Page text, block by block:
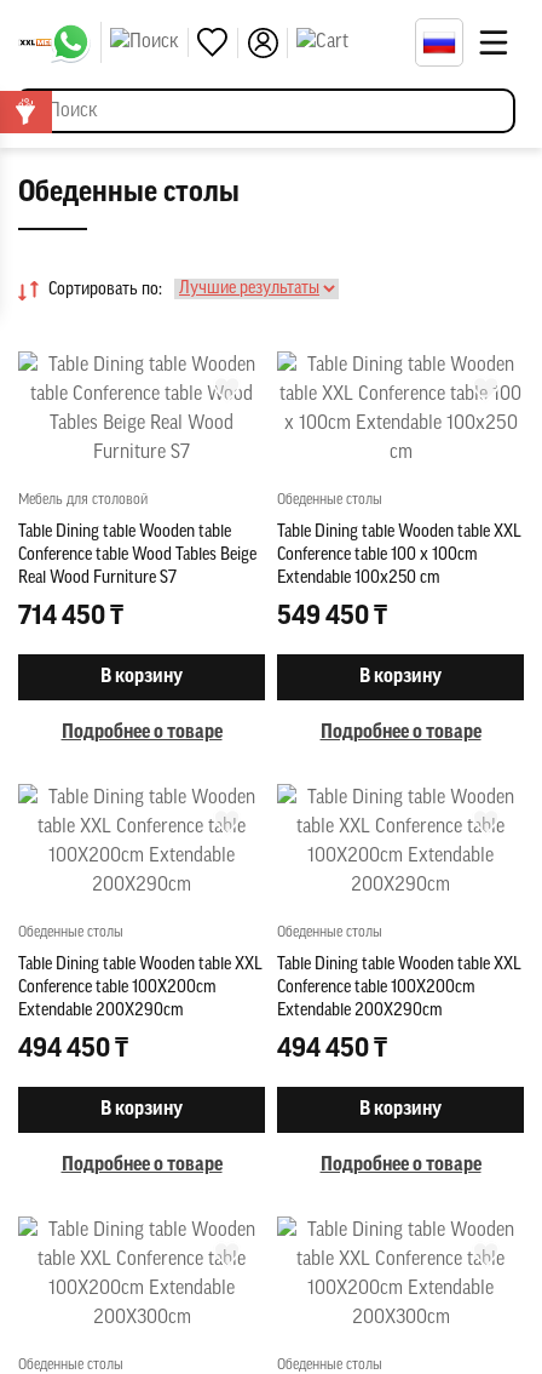
Обеденные столы
Сортировать по:
Мебель для столовой
Table Dining table Wooden table
Conference table Wood Tables Beige
Real Wood Furniture S7
714 450 ₸
В корзину
Подробнее о товаре
Обеденные столы
Table Dining table Wooden table XXL
Conference table 100 x 100cm
Extendable 100x250 cm
549 450 ₸
В корзину
Подробнее о товаре
Обеденные столы
Table Dining table Wooden table XXL
Conference table 100X200cm
Extendable 200X290cm
494 450 ₸
В корзину
Подробнее о товаре
Обеденные столы
Table Dining table Wooden table XXL
Conference table 100X200cm
Extendable 200X290cm
494 450 ₸
В корзину
Подробнее о товаре
Обеденные столы Обеденные столы